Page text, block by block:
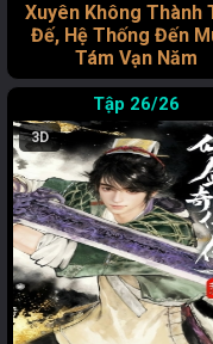
Xuyên Không Thành
Đế, Hệ Thống Đến
Tám Vạn Năm
26/26
3D